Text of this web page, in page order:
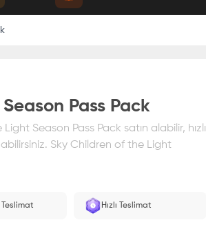
Pass Pack
Season Pass Pack satın alabilir, hızlı
Sky Children of the Light
Hızlı Teslimat